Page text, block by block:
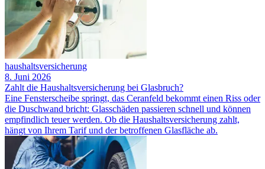
haushaltsversicherung
8. Juni 2026
Zahlt die Haushaltsversicherung bei Glasbruch?
Eine Fensterscheibe springt, das Ceranfeld bekommt einen Riss oder
die Duschwand bricht: Glasschäden passieren schnell und können
empfindlich teuer werden. Ob die Haushaltsversicherung zahlt,
hängt von Ihrem Tarif und der betroffenen Glasfläche ab.